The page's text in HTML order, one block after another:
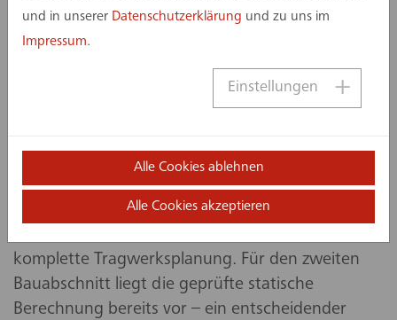
Insgesamt umfasst die Sanierungsmaßnahme vier
Bauabschnitte mit einer Bauzeit von sieben
Jahren. Die assmann gruppe verantwortet dabei
die Objekt- und Fassadenplanung sowie die
Eine wichtige Grundlage für das Projekt lieferte
bereits 2017 das statische Gutachten des Teams
aus Münster, auf das alle Folgegewerke bis heute
komplette Tragwerksplanung. Für den zweiten
Bauabschnitt liegt die geprüfte statische
Berechnung bereits vor – ein entscheidender
und in unserer Datenschutzerklärung und zu uns im
Impressum.
Einstellungen
Alle Cookies ablehnen
Alle Cookies akzeptieren